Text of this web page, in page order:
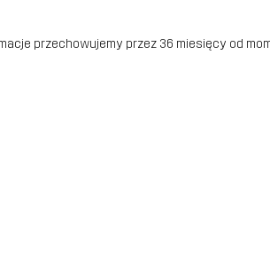
przechowujemy przez 36 miesięcy od